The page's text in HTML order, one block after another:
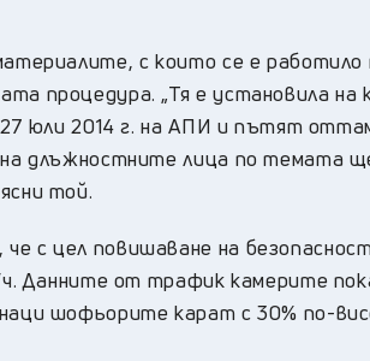
с които се е работило
процедура. „Тя е установила на
юли 2014 г. на АПИ и пътят
длъжностните лица по темата
той.
с цел повишаване на
Данните от трафик камерите
шофьорите карат с 30% по-